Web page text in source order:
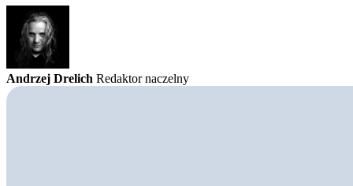
Andrzej Drelich Redaktor naczelny